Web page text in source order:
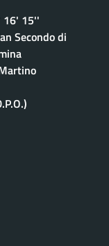
16' 15''
Secondo di